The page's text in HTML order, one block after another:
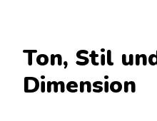
Ton, Stil
Dimension